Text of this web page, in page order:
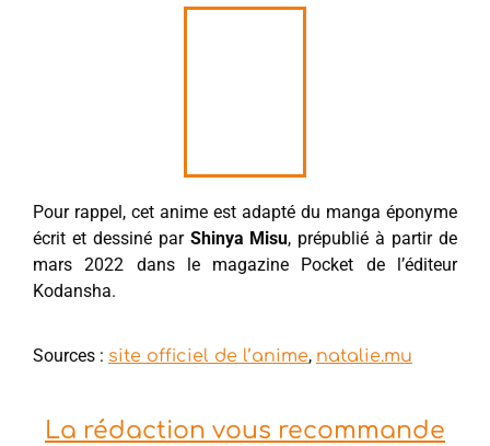
Pour rappel, cet anime est adapté du manga éponyme
écrit et dessiné par Shinya Misu, prépublié à partir de
mars 2022 dans le magazine Pocket de l’éditeur
Kodansha.
Sources : site officiel de l’anime, natalie.mu
La rédaction vous recommande